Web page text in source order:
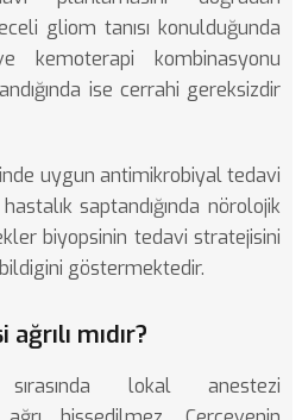
gliom tanısı konulduğunda
kemoterapi kombinasyonu
ise cerrahi gereksizdir
uygun antimikrobiyal tedavi
saptandığında nörolojik
biyopsinin tedavi stratejisini
göstermektedir.
mıdır?
lokal anestezi